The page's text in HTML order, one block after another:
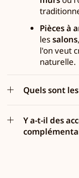
Pièces à
lessalons,
l'on veut
naturelle.
Quels sont
Y a-t-il des